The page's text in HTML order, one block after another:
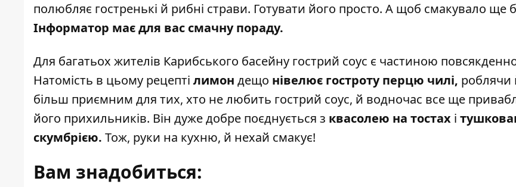
полюбляє гостренькі й рибні страви. Готувати його просто. А щоб смакувало ще
Інформатор має для вас смачну пораду.
Для багатьох жителів Карибського басейну гострий соус є частиною
Натомість в цьому рецепті лимон дещо нівелює гостроту перцю чилі, роблячи
більш приємним для тих, хто не любить гострий соус, й водночас все ще
його прихильників. Він дуже добре поєднується з квасолею на тостах і
скумбрією. Тож, руки на кухню, й нехай смакує!
Вам знадобиться: